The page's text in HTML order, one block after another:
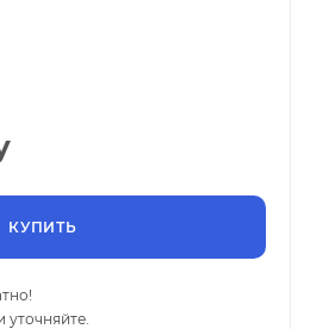
КУПИТЬ
уточняйте.